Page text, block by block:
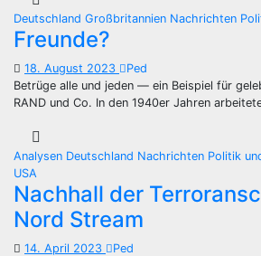
Deutschland Großbritannien Nachrichten
Freunde?
18. August 2023
Ped
Betrüge alle und jeden — ein Beispiel für
RAND und Co. In den 1940er Jahren
Analysen Deutschland Nachrichten Politik
USA
Nachhall der
Nord Stream
14. April 2023
Ped